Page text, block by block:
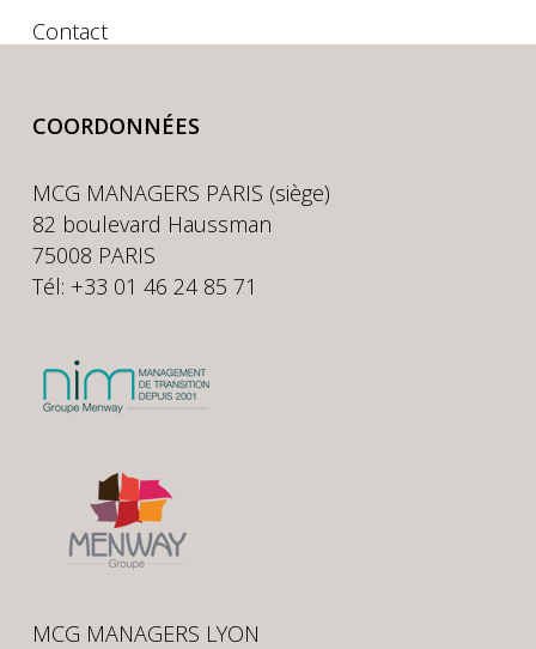
Contact
COORDONNÉES
MCG MANAGERS PARIS (siège)
82 boulevard Haussman
75008 PARIS
Tél: +33 01 46 24 85 71
MCG MANAGERS LYON